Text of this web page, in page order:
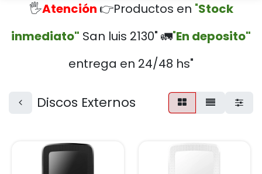
🖐️Atención 👉Productos en "Stock
inmediato" San luis 2130" 🚛"En deposito"
entrega en 24/48 hs"
Discos Externos